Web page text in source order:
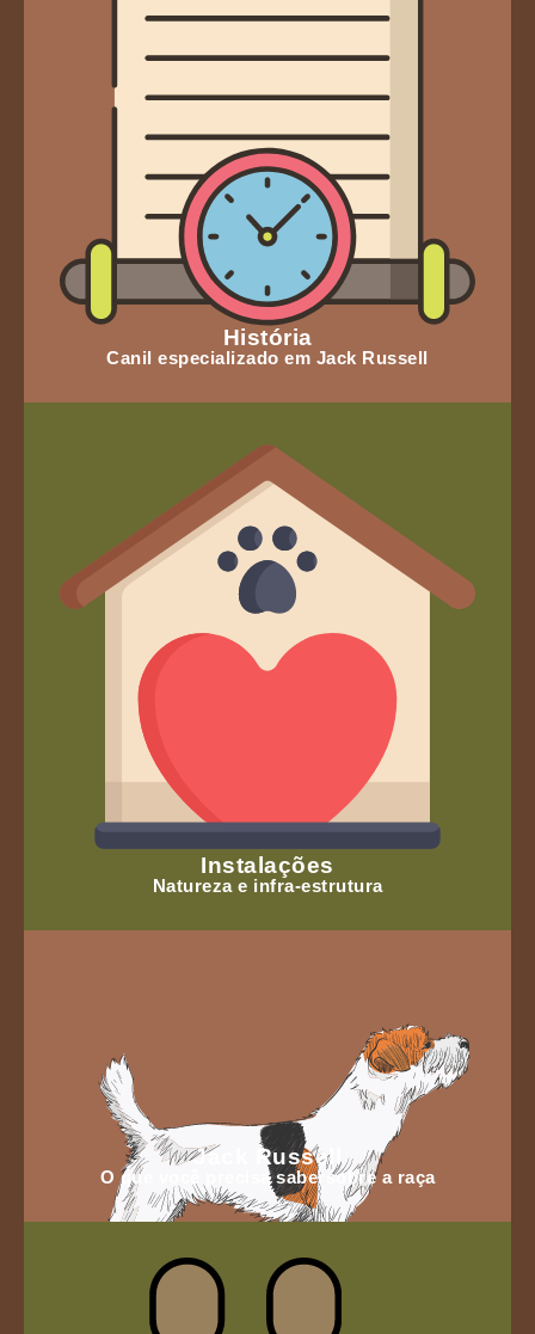
História
Canil especializado em Jack Russell
Instalações
Natureza e infra-estrutura
Jack Russell
O que você precisa sabersobre a raça